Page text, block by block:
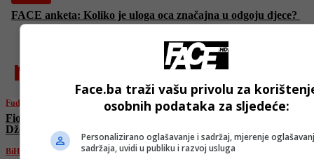
FACE anketa: Koliko je uloga oca značajna u odgoju djece?
najnovije
Fudbal
Fiorentina će tek u julu zvanično predstaviti
Džeku: Italijani otkrili razlog
BiH
Face.ba traži vašu privolu za
osobnih podataka za sljedeće:
Personalizirano oglašavanje i sadržaj, mjerenje
sadržaja, uvidi u publiku i razvoj usluga